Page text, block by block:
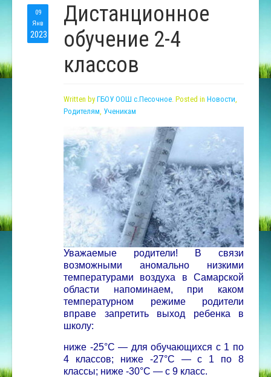
09
Янв
2023
Дистанционное
обучение 2-4
классов
Written by ГБОУ ООШ с.Песочное . Posted in Новости
Родителям Ученикам
Уважаемые родители! В связи
возможными аномально низкими
температурами воздуха в Самарской
области напоминаем, при каком
температурном режиме родители
вправе запретить выход ребенка в
школу:
ниже -25°С — для обучающихся с 1 по
4 классов;
ниже -27°С — с 1 по 8
классы; ниже -30°С — с 9 класс.